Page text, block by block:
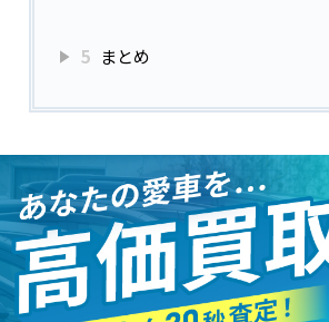
5 まとめ